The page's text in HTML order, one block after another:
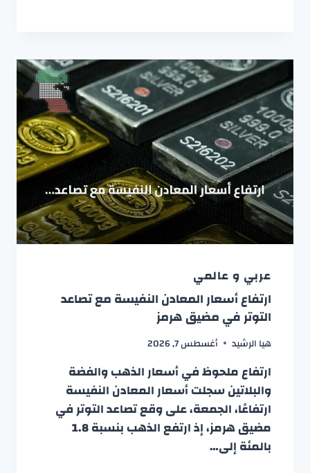
عربي و عالمي
ارتفاع أسعار المعادن النفيسة مع تصاعد
التوتر في مضيق هرمز
هيا الرشيد أغسطس 7, 2026
ارتفاع ملحوظ في أسعار الذهب والفضة
والبلاتين سجلت أسعار المعادن النفيسة
ارتفاعًا، الجمعة، على وقع تصاعد التوتر في
مضيق هرمز، إذ ارتفع الذهب بنسبة 1.8
بالمئة إلى…